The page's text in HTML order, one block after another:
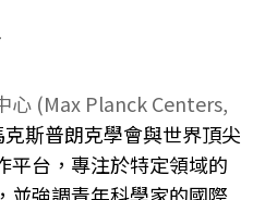
心 (Max Planck Centers,
斯普朗克學會與世界頂尖
平台，專注於特定領域的
並強調青年科學家的國際